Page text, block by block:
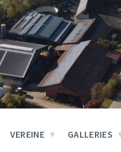
VEREINE GALLERIES